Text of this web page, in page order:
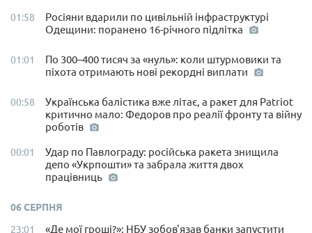
01:58
Росіяни вдарили по цивільній інфраструктурі
Одещини: поранено 16-річного підлітка
01:01
По 300–400 тисяч за «нуль»: коли штурмовики та
піхота отримають нові рекордні виплати
00:58
Українська балістика вже літає, а ракет для Patriot
критично мало: Федоров про реалії фронту та війну
роботів
00:01
Удар по Павлограду: російська ракета знищила
депо «Укрпошти» та забрала життя двох
працівниць
06 СЕРПНЯ
23:01
«Де мої гроші?»: НБУ зобов'язав банки запустити